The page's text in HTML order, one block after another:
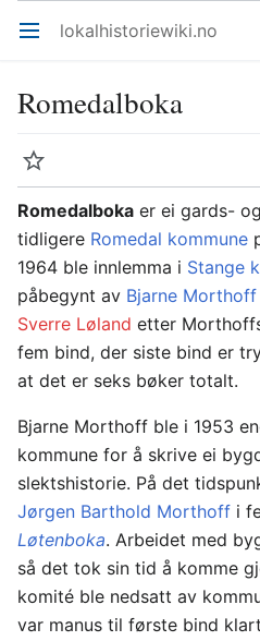
Åpne hovedmenyen lokalhistoriewiki.no
Romedalboka
Overvåk
Romedalboka er ei gards-
tidligere Romedal kommune
1964 ble innlemma i Stange
påbegynt av Bjarne Morthoff
Sverre Løland etter
fem bind, der siste bind er
at det er seks bøker totalt.
Bjarne Morthoff ble i 1953
kommune for å skrive ei
slektshistorie. På det
Jørgen Barthold Morthoff i
Løtenboka. Arbeidet med
så det tok sin tid å komme
komité ble nedsatt av
var manus til første bind